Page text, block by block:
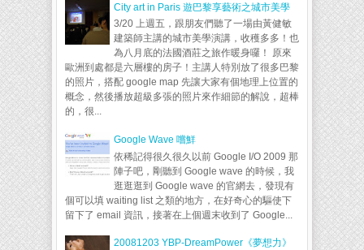
City art in Paris 遊巴黎享藝術之城市美學
3/20 上週五，跟朋友們聽了一場由黃健敏
建築師主講的城市美學演講，收穫多多！也
為八月底的法國酒莊之旅作暖身囉！ 原來
歐洲到處都是六層樓的房子！主講人特別放了很多巴黎
的照片，搭配 google map 先讓大家有個地理上位置的
概念，然後播放超級多張的照片來作細節的解說，超棒
的，很...
Google Wave 嚐鮮
依稀記得很久很久以前 Google I/O 2009 那
陣子吧，剛聽到 Google wave 的時候，我
逛逛逛到 Google wave 的官網去，發現有
個可以填 waiting list 之類的地方，在好奇心的驅使下
留下了 email 資訊，接著在上個週末收到了 Google...
20081203 YBP-DreamPower《夢想力》